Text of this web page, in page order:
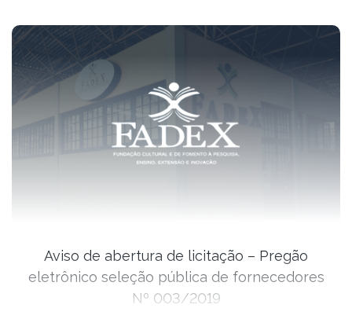
Aviso de abertura de licitação – Pregão
eletrônico seleção pública de fornecedores
Nº 003/2019